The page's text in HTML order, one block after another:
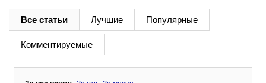
Все статьи Лучшие Популярные
Комментируемые